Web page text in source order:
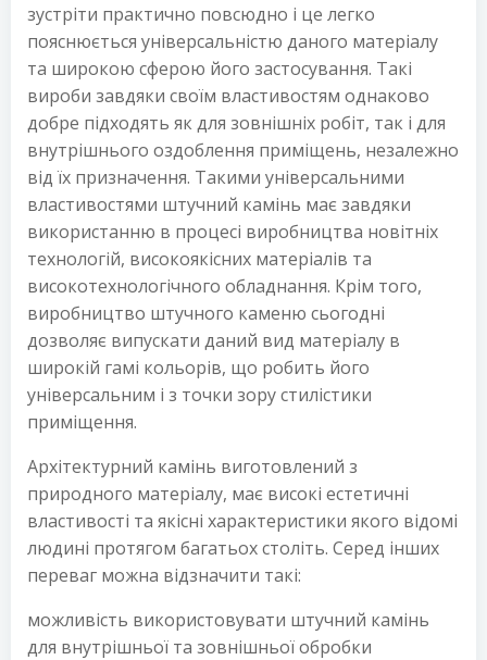
зустріти практично повсюдно і це легко
пояснюється універсальністю даного матеріалу
та широкою сферою його застосування. Такі
вироби завдяки своїм властивостям однаково
добре підходять як для зовнішніх робіт, так і для
внутрішнього оздоблення приміщень, незалежно
від їх призначення. Такими універсальними
властивостями штучний камінь має завдяки
використанню в процесі виробництва новітніх
технологій, високоякісних матеріалів та
високотехнологічного обладнання. Крім того,
виробництво штучного каменю сьогодні
дозволяє випускати даний вид матеріалу в
широкій гамі кольорів, що робить його
універсальним і з точки зору стилістики
приміщення.
Архітектурний камінь виготовлений з
природного матеріалу, має високі естетичні
властивості та якісні характеристики якого відомі
людині протягом багатьох століть. Серед інших
переваг можна відзначити такі:
можливість використовувати штучний камінь
для внутрішньої та зовнішньої обробки